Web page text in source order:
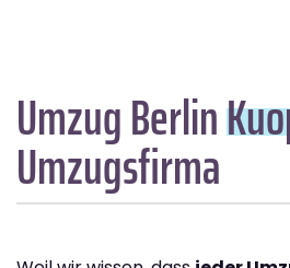
Umzug Berlin
Umzugsfirma